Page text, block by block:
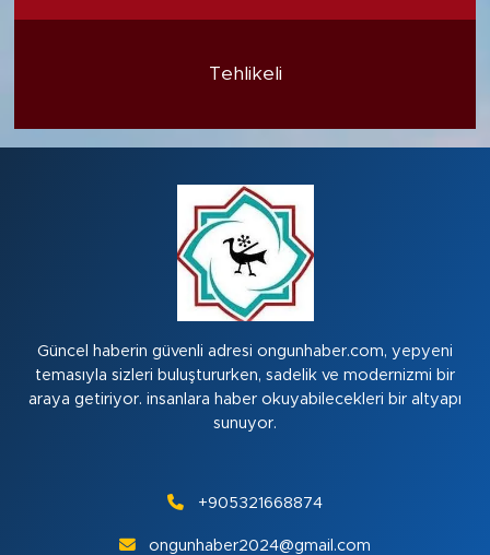
Tehlikeli
Güncel haberin güvenli adresi ongunhaber.com, yepyeni
temasıyla sizleri buluştururken, sadelik ve modernizmi bir
araya getiriyor. insanlara haber okuyabilecekleri bir altyapı
sunuyor.
+905321668874
ongunhaber2024@gmail.com